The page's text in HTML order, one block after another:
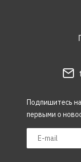
Подпишитесь
первыми о